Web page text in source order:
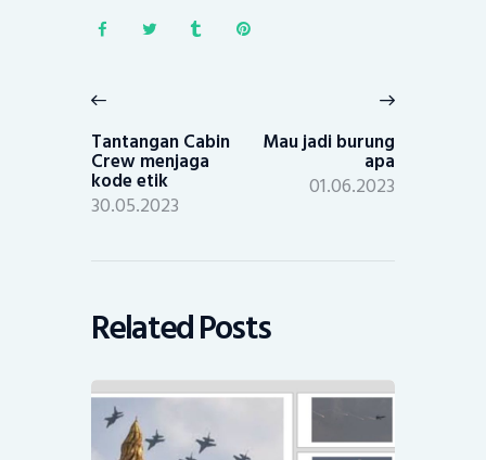
navigation
post:
Tantangan Cabin
Crew menjaga
kode etik
30.05.2023
Mau jadi burung
apa
01.06.2023
Related Posts